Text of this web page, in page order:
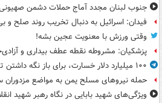
جنوب لبنان مجدد آماج حملات دشمن
فیدان: اسرائیل به دنبال تخریب روند صلح
وقتی ورزش با معنویت عجین بشه!
پزشکیان: مشروطه نقطه عطف بیداری و
۱۰۰ میلیارد دلار خسارت، برای باز نگه داشتن تنگه‌ای که باز بود!
حمله نیروهای مسلح یمن به مواضع
ویژگی‌های شهید بابایی در نگاه رهبر شهید